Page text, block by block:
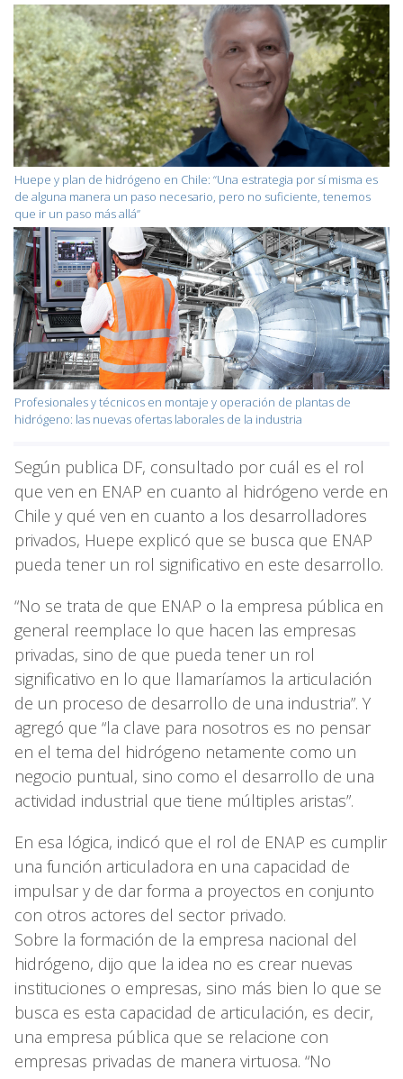
Huepe y plan de hidrógeno en Chile: “Una estrategia por sí misma es
de alguna manera un paso necesario, pero no suficiente, tenemos
que ir un paso más allá”
Profesionales y técnicos en montaje y operación de plantas de
hidrógeno: las nuevas ofertas laborales de la industria
Según publica DF, consultado por cuál es el rol
que ven en ENAP en cuanto al hidrógeno verde en
Chile y qué ven en cuanto a los desarrolladores
privados, Huepe explicó que se busca que ENAP
pueda tener un rol significativo en este desarrollo.
“No se trata de que ENAP o la empresa pública en
general reemplace lo que hacen las empresas
privadas, sino de que pueda tener un rol
significativo en lo que llamaríamos la articulación
de un proceso de desarrollo de una industria”. Y
agregó que “la clave para nosotros es no pensar
en el tema del hidrógeno netamente como un
negocio puntual, sino como el desarrollo de una
actividad industrial que tiene múltiples aristas”.
En esa lógica, indicó que el rol de ENAP es cumplir
una función articuladora en una capacidad de
impulsar y de dar forma a proyectos en conjunto
con otros actores del sector privado.
Sobre la formación de la empresa nacional del
hidrógeno, dijo que la idea no es crear nuevas
instituciones o empresas, sino más bien lo que se
busca es esta capacidad de articulación, es decir,
una empresa pública que se relacione con
empresas privadas de manera virtuosa. “No